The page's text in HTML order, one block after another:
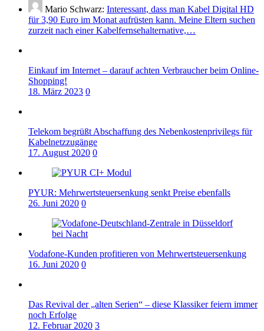
Mario Schwarz: Interessant, dass man Kabel Digital HD
für 3,90 Euro im Monat aufrüsten kann. Meine Eltern suchen
zurzeit nach einer Kabelfernsehalternative,…
Einkauf im Internet – darauf achten Verbraucher beim Online-
Shopping!
18. März 2023 0
Telekom begrüßt Abschaffung des Nebenkostenprivilegs für
Kabelnetzzugänge
17. August 2020 0
PYUR: Mehrwertsteuersenkung senkt Preise ebenfalls
26. Juni 2020 0
Vodafone-Kunden profitieren von Mehrwertsteuersenkung
16. Juni 2020 0
Das Revival der „alten Serien“ – diese Klassiker feiern immer
noch Erfolge
12. Februar 2020 3